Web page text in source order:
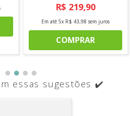
R$ 219,90
Em até 5x R$ 43,98 sem juros
COMPRAR
essas sugestões ✔️